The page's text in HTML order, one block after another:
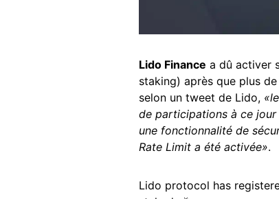
Lido Finance a dû activer
staking) après que plus
selon un tweet de Lido,
de participations à ce
une fonctionnalité de
Rate Limit a été activée».
Lido protocol has